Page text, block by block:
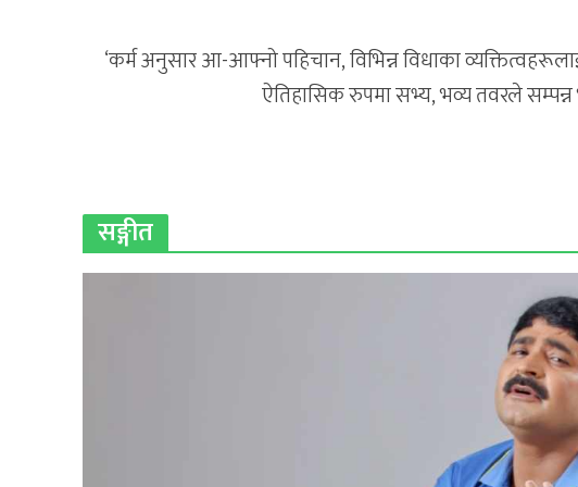
‘कर्म अनुसार आ-आफ्नो पहिचान, विभिन्न विधाका
ऐतिहासिक रुपमा सभ्य, भव्य तवरले सम्पन्न
सङ्गीत